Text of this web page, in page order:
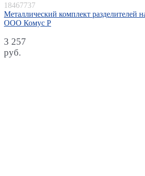
18467737
Металлический комплект разделителей
ООО Комус P
3 257
руб.